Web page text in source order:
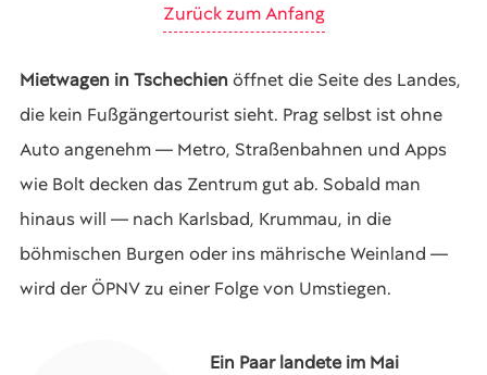
Zurück zum Anfang
Mietwagen in Tschechien öffnet die Seite des Landes,
die kein Fußgängertourist sieht. Prag selbst ist ohne
Auto angenehm — Metro, Straßenbahnen und Apps
wie Bolt decken das Zentrum gut ab. Sobald man
hinaus will — nach Karlsbad, Krummau, in die
böhmischen Burgen oder ins mährische Weinland —
wird der ÖPNV zu einer Folge von Umstiegen.
Ein Paar landete im Mai